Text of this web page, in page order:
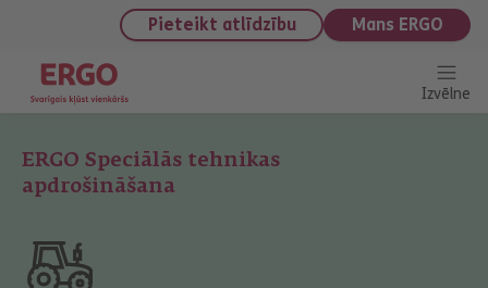
saturu
Pieteikt atlīdzību Mans ERGO
Izvēlne
ERGO Speciālās tehnikas
apdrošināšana